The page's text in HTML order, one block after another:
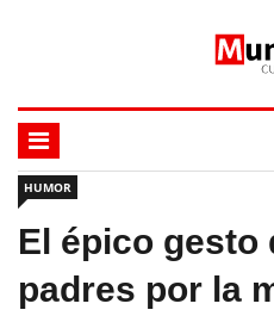
HUMOR
El épico gesto
padres por la